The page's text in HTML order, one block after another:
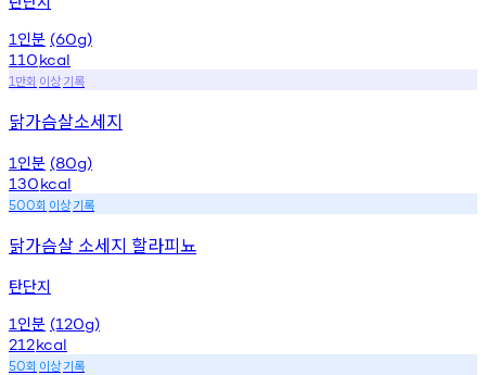
1 인분 (60g)
110kcal
1 만회 이상기록
닭가슴살소세지
1 인분 (80g)
130kcal
500회 이상기록
닭가슴살 소세지 할라피뇨
탄단지
1 인분 (120g)
212kcal
50회 이상기록